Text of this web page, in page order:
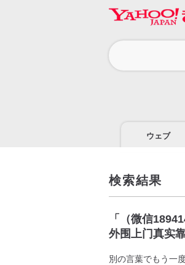
ウェブ
検索結果
「
（微信
外围上门真实
別の言葉でもう一